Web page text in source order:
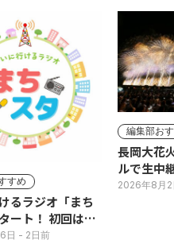
すめ
るラジオ「まち
ート！ 初回は11
開生放送
日 - 2日前
編集部お
長岡大花
ルで生中
(月)
2026年8月2